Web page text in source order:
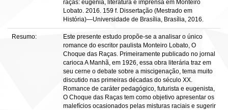
raças: eugenia, literatura e imprensa em Monteiro
Lobato. 2016. 159 f. Dissertação (Mestrado em
História)—Universidade de Brasília, Brasília, 2016.
Resumo:
Este presente estudo propõe-se a analisar o único
romance do escritor paulista Monteiro Lobato, O
Choque das Raças. Primeiramente publicado no jornal
carioca A Manhã, em 1926, essa obra literária traz em
seu cerne o debate sobre a miscigenação, tema muito
discutido nas primeiras décadas do século XX.
Romance de caráter pedagógico, futurista e eugenista,
O Choque das Raças tem como objetivo apresentar os
malefícios ocasionados pelas misturas raciais e sugerir